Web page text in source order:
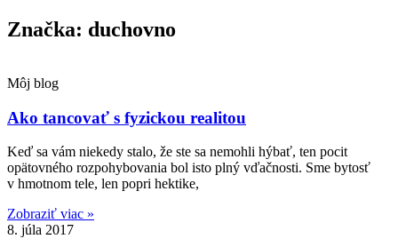
Značka: duchovno
Môj blog
Ako tancovať s fyzickou realitou
Keď sa vám niekedy stalo, že ste sa nemohli hýbať, ten pocit
opätovného rozpohybovania bol isto plný vďačnosti. Sme bytosť
v hmotnom tele, len popri hektike,
Zobraziť viac »
8. júla 2017